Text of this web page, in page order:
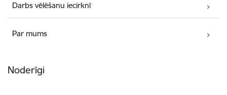
Darbs vēlēšanu iecirknī
Par mums
Noderīgi